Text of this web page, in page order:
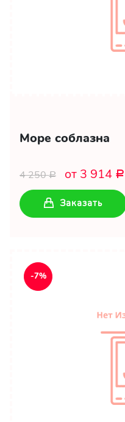
Море соблазна
4 250Р от 3 914 Р
Заказать
-7%